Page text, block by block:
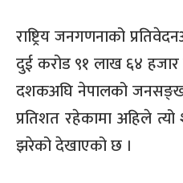
राष्ट्रिय जनगणनाको
दुई करोड ९१ लाख ६४
दशकअघि नेपालको
प्रतिशत रहेकामा अहिले
झरेको देखाएको छ ।